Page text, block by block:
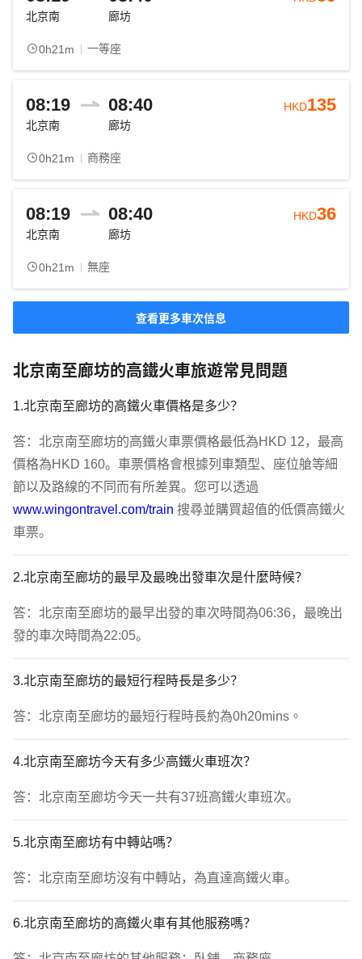
北京南 廊坊
0h21m 一等座
08:19 08:40
北京南 廊坊
0h21m 商務座
HKD135
08:19 08:40
北京南 廊坊
0h21m 無座
HKD36
查看更多車次信息
北京南至廊坊的高鐵火車旅遊常見問題
1.北京南至廊坊的高鐵火車價格是多少？
答：北京南至廊坊的高鐵火車票價格最低為HKD 12，最高
價格為HKD 160。車票價格會根據列車類型、座位艙等細
www.wingontravel.com/train 搜尋並購買超值的低價高鐵火
車票。
2.北京南至廊坊的最早及最晚出發車次是什麼時候？
答：北京南至廊坊的最早出發的車次時間為06:36，最晚出
發的車次時間為22:05。
3.北京南至廊坊的最短行程時長是多少？
答：北京南至廊坊的最短行程時長約為0h20mins。
4.北京南至廊坊今天有多少高鐵火車班次？
答：北京南至廊坊今天一共有37班高鐵火車班次。
5.北京南至廊坊有中轉站嗎？
答：北京南至廊坊沒有中轉站，為直達高鐵火車。
6.北京南至廊坊的高鐵火車有其他服務嗎？